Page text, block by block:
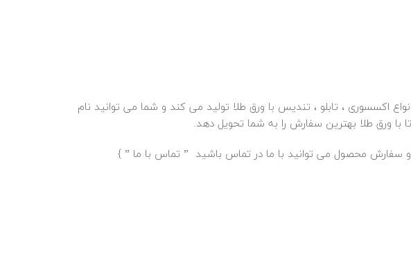
اکسسوری ، تابلو ، تندیس با ورق طلا تولید می کند و شما می توانید نام
ورق طلا بهترین سفارش را به شما تحویل دهد.
و سفارش محصول می توانید با ما در تماس باشید ” تماس با ما ” }